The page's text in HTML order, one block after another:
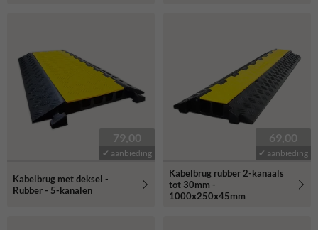
79,00
✔ aanbieding
Kabelbrug met deksel -
Rubber - 5-kanalen
69,00
✔ aanbieding
Kabelbrug rubber 2-kanaals
tot 30mm -
1000x250x45mm